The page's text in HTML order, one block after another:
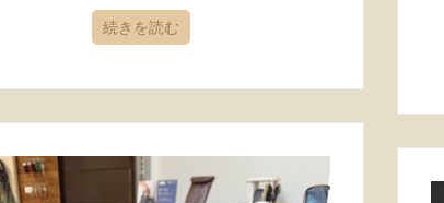
続きを読む